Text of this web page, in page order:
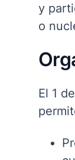
y
o
El 1